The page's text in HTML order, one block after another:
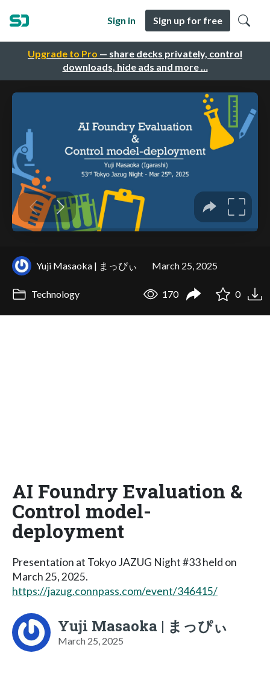
Upgrade to Pro — share decks privately, control
downloads, hide ads and more …
Sign in Sign up for free
Yuji Masaoka | まっぴぃ March 25, 2025
Technology 170 0
AI Foundry Evaluation &
Control model-
deployment
Presentation at Tokyo JAZUG Night #33 held on
March 25, 2025.
https://jazug.connpass.com/event/346415/
Yuji Masaoka | まっぴぃ
March 25, 2025